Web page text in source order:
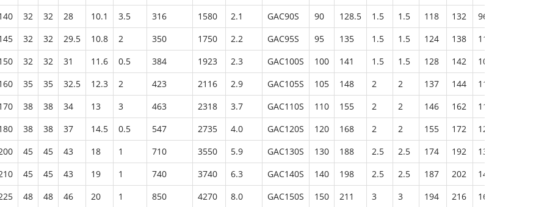
32 32 28 10.1 3.5 316 1580 2.1 GAC90S 90 128.5 1.5 1.5 118 132 96.5
32 32 29.5 10.8 2 350 1750 2.2 GAC95S 95 135 1.5 1.5 124 138 118
32 32 31 11.6 0.5 384 1923 2.3 GAC100S 100 141 1.5 1.5 128 142 109.5
35 35 32.5 12.3 2 423 2116 2.9 GAC105S 105 148 2 2 137 144 112.5
38 38 34 13 3 463 2318 3.7 GAC110S 110 155 2 2 146 162 115.5
38 38 37 14.5 0.5 547 2735 4.0 GAC120S 120 168 2 2 155 172 129.5
45 45 43 18 1 710 3550 5.9 GAC130S 130 188 2.5 2.5 174 192 138
45 45 43 19 1 740 3740 6.3 GAC140S 140 198 2.5 2.5 187 202 149.5
48 48 46 20 1 850 4270 8.0 GAC150S 150 211 3 3 194 216 160